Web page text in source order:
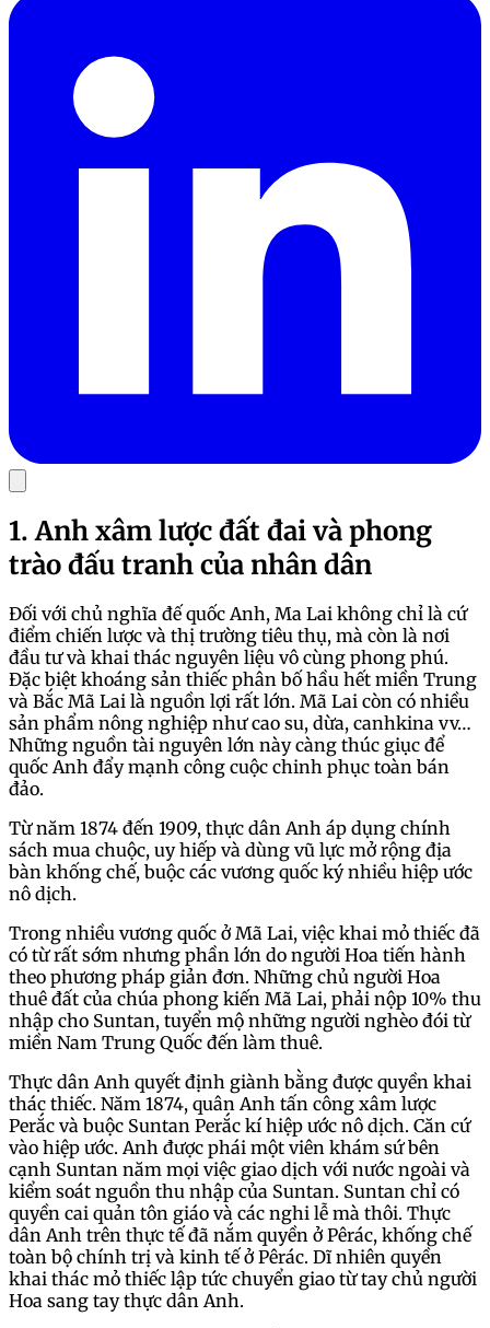
1. Anh xâm lược đất đai và phong
trào đấu tranh của nhân dân
Đối với chủ nghĩa đế quốc Anh, Ma Lai không chỉ là cứ
điểm chiến lược và thị trường tiêu thụ, mà còn là nơi
đầu tư và khai thác nguyên liệu vô cùng phong phú.
Đặc biệt khoáng sản thiếc phân bố hầu hết miền Trung
và Bắc Mã Lai là nguồn lợi rất lớn. Mã Lai còn có nhiều
sản phẩm nông nghiệp như cao su, dừa, canhkina vv…
Những nguồn tài nguyên lớn này càng thúc giục để
quốc Anh đẩy mạnh công cuộc chinh phục toàn bán
đảo.
Từ năm 1874 đến 1909, thực dân Anh áp dụng chính
sách mua chuộc, uy hiếp và dùng vũ lực mở rộng địa
bàn khống chế, buộc các vương quốc ký nhiều hiệp ước
nô dịch.
Trong nhiều vương quốc ở Mã Lai, việc khai mỏ thiếc đã
có từ rất sớm nhưng phần lớn do người Hoa tiến hành
theo phương pháp giản đơn. Những chủ người Hoa
thuê đất của chúa phong kiến Mã Lai, phải nộp 10% thu
nhập cho Suntan, tuyển mộ những người nghèo đói từ
miền Nam Trung Quốc đến làm thuê.
Thực dân Anh quyết định giành bằng được quyền khai
thác thiếc. Năm 1874, quân Anh tấn công xâm lược
Perắc và buộc Suntan Perắc kí hiệp ước nô dịch. Căn cứ
vào hiệp ước. Anh được phái một viên khám sứ bên
cạnh Suntan năm mọi việc giao dịch với nước ngoài và
kiểm soát nguồn thu nhập của Suntan. Suntan chỉ có
quyền cai quản tôn giáo và các nghi lễ mà thôi. Thực
dân Anh trên thực tế đã nắm quyền ở Pêrác, khống chế
toàn bộ chính trị và kinh tế ở Pêrác. Dĩ nhiên quyền
khai thác mỏ thiếc lập tức chuyển giao từ tay chủ người
Hoa sang tay thực dân Anh.